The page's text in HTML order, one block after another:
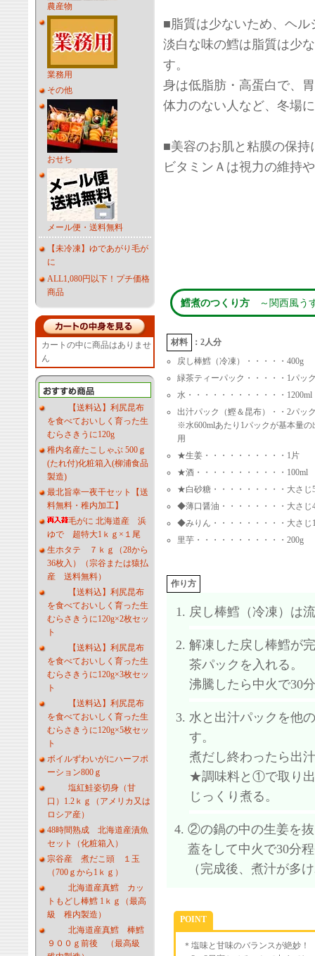
農産物
業務用
その他
おせち
メール便・送料無料
【未冷凍】ゆであがり毛が
に
ALL1,080円以下！プチ価格
商品
カートの中に商品はありませ
ん
【送料込】利尻昆布
を食べておいしく育った生
むらさきうに120g
稚内名産たこしゃぶ 500ｇ
(たれ付)化粧箱入(柳浦食品
製造)
最北旨幸一夜干セット【送
料無料・稚内加工】
毛がに 北海道産 浜
ゆで 超特大1ｋｇ×１尾
生ホタテ ７ｋｇ（28から
36枚入）（宗谷または猿払
産 送料無料）
【送料込】利尻昆布
を食べておいしく育った生
むらさきうに120g×2枚セッ
ト
【送料込】利尻昆布
を食べておいしく育った生
むらさきうに120g×3枚セッ
ト
【送料込】利尻昆布
を食べておいしく育った生
むらさきうに120g×5枚セッ
ト
ボイルずわいがにハーフポ
ーション800ｇ
塩紅鮭姿切身（甘
口）1.2ｋｇ（アメリカ又は
ロシア産）
48時間熟成 北海道産漬魚
セット（化粧箱入）
宗谷産 煮だこ頭 １玉
（700ｇから1ｋｇ）
北海道産真鱈 カッ
トもどし棒鱈 1ｋｇ（最高
級 稚内製造）
北海道産真鱈 棒鱈
９００ｇ前後 （最高級
■脂質は少ないため、ヘ
淡白な味の鱈は脂質は少
す。
身は低脂肪・高蛋白で、
体力のない人など、冬場
■美容のお肌と粘膜の保持
ビタミンＡは視力の維持
鱈煮のつくり方 ～関西風う
材料
：2人分
戻し棒鱈（冷凍）・・・・・400g
緑茶ティーパック・・・・・1パッ
水・・・・・・・・・・・・1200ml
出汁パック（鰹＆昆布）・・2パッ
※水600mlあたり1パックが基本量の
用
★生姜・・・・・・・・・・1片
★酒・・・・・・・・・・・100ml
★白砂糖・・・・・・・・・大さじ
◆薄口醤油・・・・・・・・大さじ
◆みりん・・・・・・・・・大さじ
里芋・・・・・・・・・・・200g
作り方
戻し棒鱈（冷凍）は
解凍した戻し棒鱈が
茶パックを入れる。
沸騰したら中火で30
水と出汁パックを他
す。
煮だし終わったら出
★調味料と①で取り出
じっくり煮る。
②の鍋の中の生姜を
蓋をして中火で30分
（完成後、煮汁が多
POINT
＊塩味と甘味のバランスが絶妙！